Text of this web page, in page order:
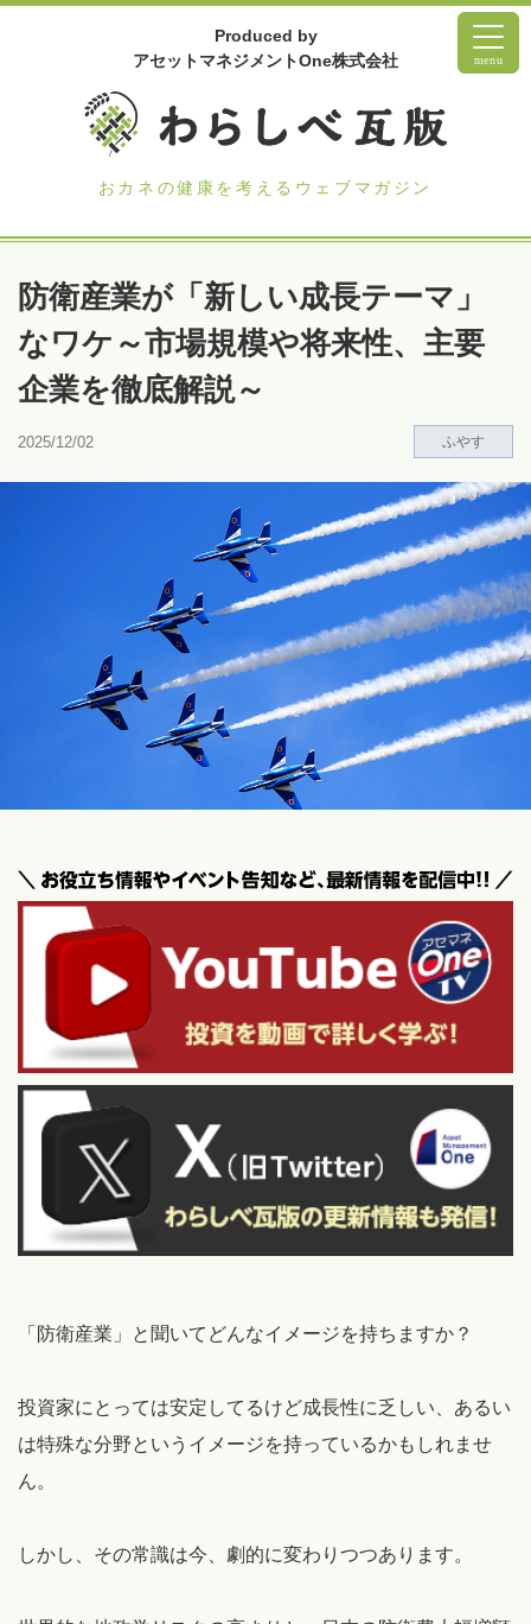
Produced by
アセットマネジメントOne株式会社
おカネの健康を考えるウェブマガジン
menu
防衛産業が「新しい成長テーマ」
なワケ～市場規模や将来性、主要
企業を徹底解説～
2025/12/02 ふやす
「防衛産業」と聞いてどんなイメージを持ちますか？
投資家にとっては安定してるけど成長性に乏しい、あるい
は特殊な分野というイメージを持っているかもしれませ
ん。
しかし、その常識は今、劇的に変わりつつあります。